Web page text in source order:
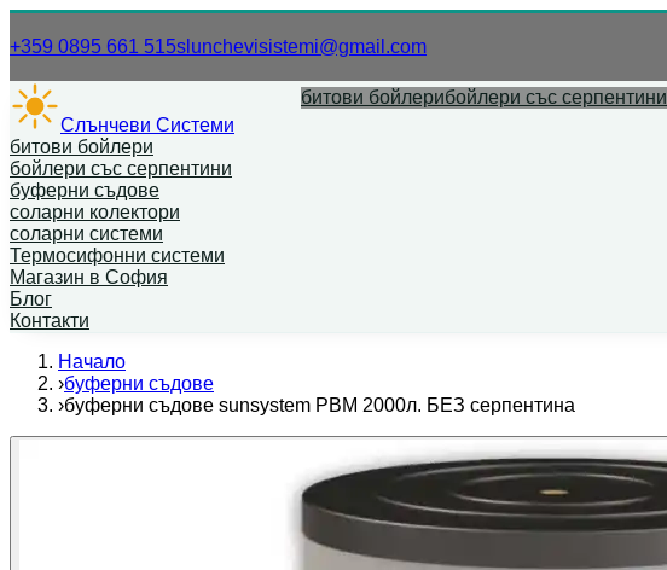
+359 0895 661 515Нашият телефонен номер.
slunchevisistemi@gmail.comНашият имейл адрес.
Слънчеви Системи
битови бойлерибойлери със серпентини
битови бойлери
бойлери със серпентини
буферни съдове
соларни колектори
соларни системи
Термосифонни системи
Магазин в София
Блог
Контакти
Начало
›буферни съдове
›буферни съдове sunsystem PBM 2000л. БЕЗ серпентина